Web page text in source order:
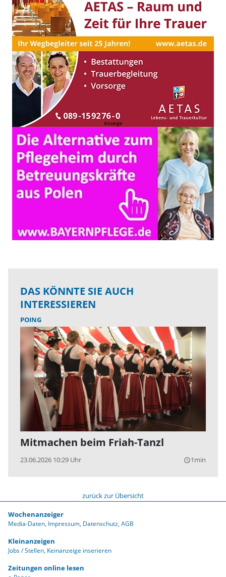
DAS KÖNNTE SIE AUCH
INTERESSIEREN
POING
Mitmachen beim Friah-Tanzl
23.06.2026 10:29 Uhr query_builder1min
zurück zur Übersicht
Wochenanzeiger
Media-Daten Impressum Datenschutz AGB
Kleinanzeigen
Jobs / Stellen Keinanzeige inserieren
Zeitungen online lesen